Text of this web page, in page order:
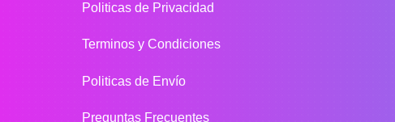
Politicas de Privacidad
Terminos y Condiciones
Politicas de Envío
Preguntas Frecuentes